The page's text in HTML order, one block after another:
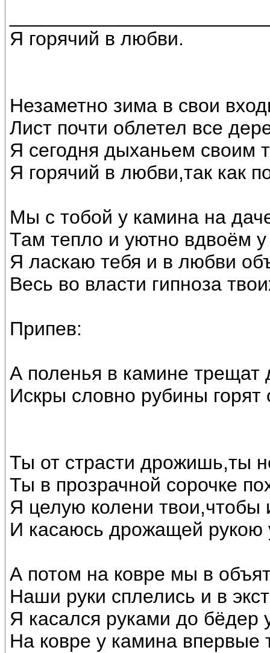
Я горячий в любви.
Незаметно зима в свои
Лист почти облетел все
Я сегодня дыханьем своим
Я горячий в любви,так как
Мы с тобой у камина на
Там тепло и уютно вдвоём у
Я ласкаю тебя и в любви
Весь во власти гипноза
Припев:
А поленья в камине трещат
Искры словно рубины
Ты от страсти дрожишь,ты
Ты в прозрачной сорочке
Я целую колени твои,чтобы
И касаюсь дрожащей рукою
А потом на ковре мы в
Наши руки сплелись и в
Я касался руками до бёдер
На ковре у камина впервые